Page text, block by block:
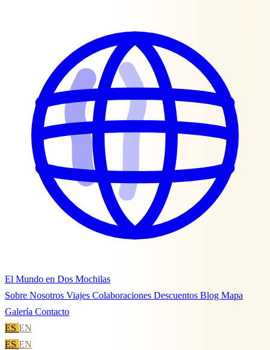
El Mundo en Dos Mochilas
Sobre Nosotros Viajes Colaboraciones Descuentos Blog Mapa
Galería Contacto
ES EN
ES EN